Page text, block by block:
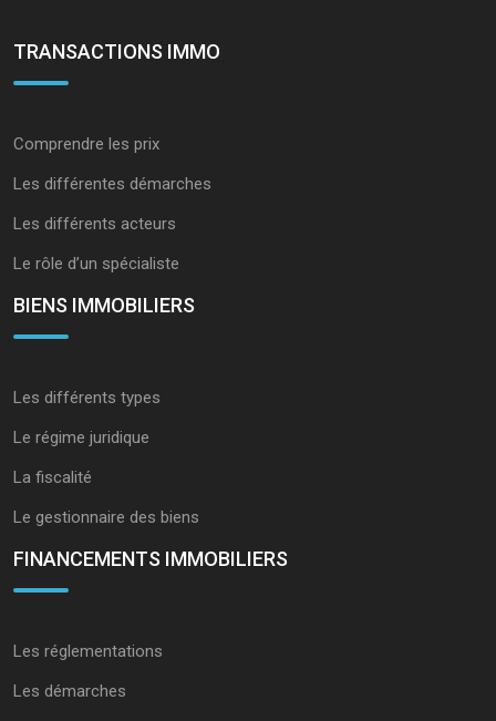
TRANSACTIONS IMMO
Comprendre les prix
Les différentes démarches
Les différents acteurs
Le rôle d’un spécialiste
BIENS IMMOBILIERS
Les différents types
Le régime juridique
La fiscalité
Le gestionnaire des biens
FINANCEMENTS IMMOBILIERS
Les réglementations
Les démarches